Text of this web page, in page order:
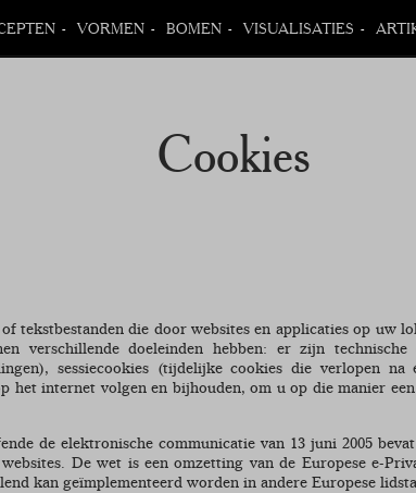
VORMEN BOMEN VISUALISATIES
Cookies
tekstbestanden die door websites en applicaties op uw
verschillende doeleinden hebben: er zijn
sessiecookies (tijdelijke cookies die verlopen na
het internet volgen en bijhouden, om u op die manier
de elektronische communicatie van 13 juni 2005
De wet is een omzetting van de Europese e-
kan geïmplementeerd worden in andere Europese